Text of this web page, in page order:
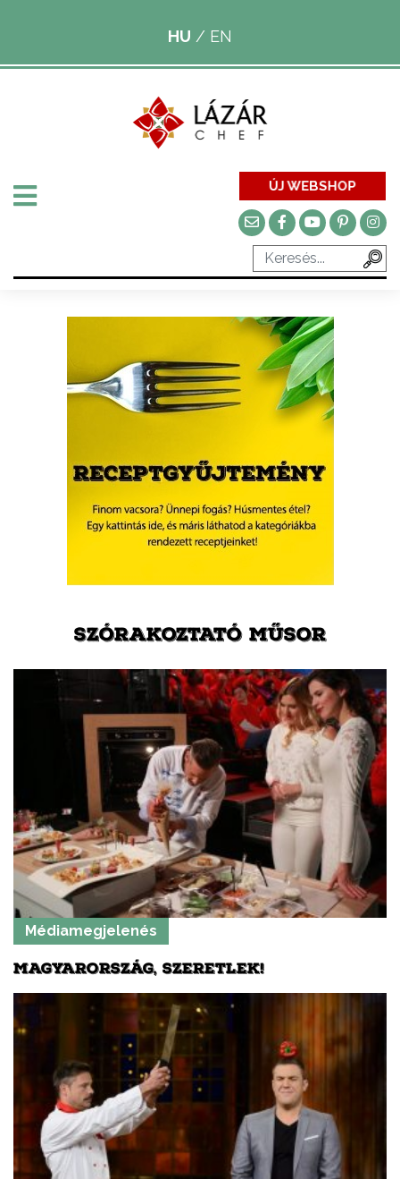
HU / EN
ÚJ WEBSHOP
SZÓRAKOZTATÓ MŰSOR
Médiamegjelenés
MAGYARORSZÁG, SZERETLEK!